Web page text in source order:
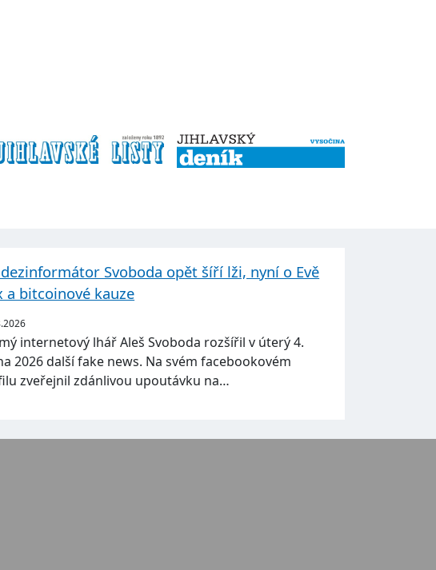
Svoboda opět šíří lži, nyní o Evě
a bitcoinové kauze
internetový lhář Aleš Svoboda rozšířil v úterý 4.
2026 další fake news. Na svém facebookovém
zveřejnil zdánlivou upoutávku na…